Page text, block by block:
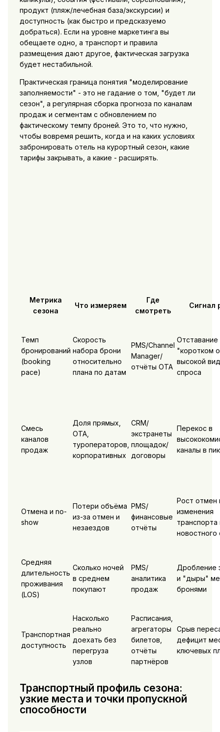
продукт (пляж/лечебная база/экскурсии) и
доступность (как быстро и предсказуемо
добраться). Если на уровне маркетинга вы
обещаете одно, а транспорт и правила
размещения дают другое, фактическая загрузка
будет нестабильной.
Практическая граница понятия "моделирование
заполняемости" - это не гадание о том, "будет ли
сезон", а регулярная сборка прогноза по каналам
продаж и сегментам с обновлением по
фактическому темпу броней. Это то, что нужно,
чтобы вовремя решить, когда и на каких условиях
забронировать отель на курортный сезон, какие
тарифы закрывать, а какие - расширять.
Метрика
сезона
Что измеряем
Где
смотреть
Сигнал
Темп
бронирований
(booking
pace)
Скорость
набора брони
относительно
плана по датам
PMS/Channel
Manager/
отчёты OTA
Отставание
"коротком
высокой
спроса
Смесь
каналов
продаж
Доля прямых,
OTA,
туроператоров,
корпоративных
CRM/
экстранеты
площадок/
договоры
Перекос в
каналы в пик
Отмена и no-
show
Потери объёма
из-за отмен и
незаездов
PMS/
финансовые
отчёты
Рост отмен
изменения
транспорта
новостного
Средняя
длительность
проживания
(LOS)
Сколько ночей
в среднем
покупают
PMS/
аналитика
продаж
Дробление
и "дыры"
бронями
Транспортная
доступность
Насколько
реально
доехать без
перегруза
узлов
Расписания,
агрегаторы
билетов,
отчёты
партнёров
Срыв
дефицит
ключевых
Транспортный профиль сезона:
узкие места и точки пропускной
способности